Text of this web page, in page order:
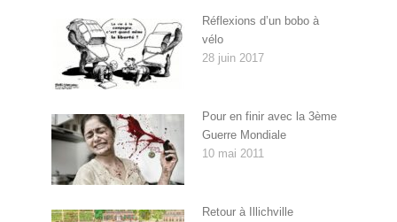
Réflexions d’un bobo à
vélo
28 juin 2017
Pour en finir avec la 3ème
Guerre Mondiale
10 mai 2011
Retour à Illichville